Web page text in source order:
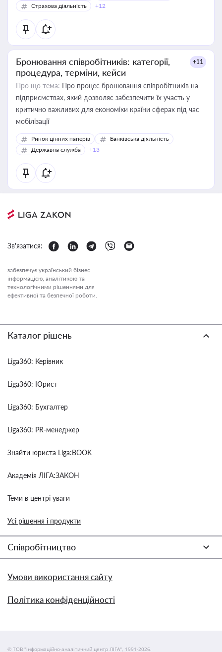
Страхова діяльність
+12
Бронювання співробітників: категорії,
процедура, терміни, кейси
+11
Про що тема: Про процес бронювання співробітників на
підприємствах, який дозволяє забезпечити їх участь у
критично важливих для економіки країни сферах під час
мобілізації
Ринок цінних паперів
Банківська діяльність
Державна служба
+13
Зв'язатися:
забезпечує український бізнес
інформацією, аналітикою та
технологічними рішеннями для
ефективної та безпечної роботи.
Каталог рішень
Liga360: Керівник
Liga360: Юрист
Liga360: Бухгалтер
Liga360: PR-менеджер
Знайти юриста Liga:BOOK
Академія ЛІГА:ЗАКОН
Теми в центрі уваги
Усі рішення і продукти
Співробітництво
Умови використання сайту
Політика конфіденційності
© ТОВ "інформаційно-аналітичний центр ЛІГА", 1991-2026.